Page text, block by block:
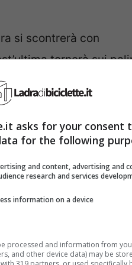
si scontrerà con
tornerà sui
alla guida di una
La stagione dell’amore
di tale portata
Venier ha puntato
utenti si
asks for your consent
for the following
and content, advertising and
research and services
information on a device
processed and information from
and other device data) may be